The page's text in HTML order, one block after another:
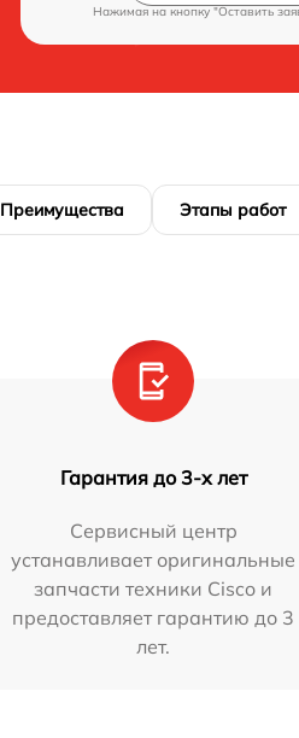
Нажимая на кнопку "Оставить
Преимущества Этапы работ
Гарантия до 3-х лет
Сервисный центр
устанавливает оригинальные
запчасти техники Cisco и
предоставляет гарантию до 3
лет.